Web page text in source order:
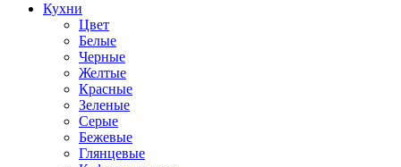
Кухни
Цвет
Белые
Черные
Желтые
Красные
Зеленые
Серые
Бежевые
Глянцевые